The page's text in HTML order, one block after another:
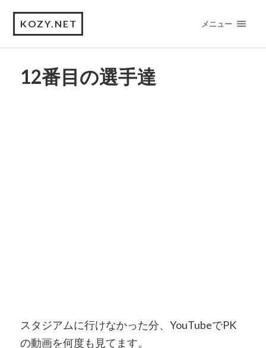
KOZY.NET メニュー
12番目の選手達
スタジアムに行けなかった分、YouTubeでPK
の動画を何度も見てます。